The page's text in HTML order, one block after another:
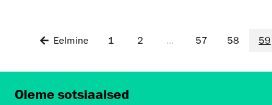
Eelmine 1 2 ... 57 58 59
Oleme sotsiaalsed